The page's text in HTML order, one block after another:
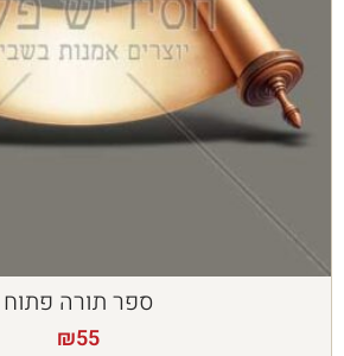
ספר תורה פתוח
₪55